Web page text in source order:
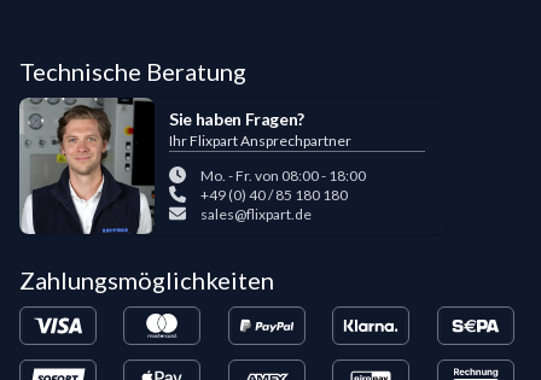
Technische Beratung
Sie haben Fragen?
Ihr Flixpart Ansprechpartner
Mo. - Fr. von 08:00 - 18:00
+49 (0) 40 / 85 180 180
sales@flixpart.de
Zahlungsmöglichkeiten